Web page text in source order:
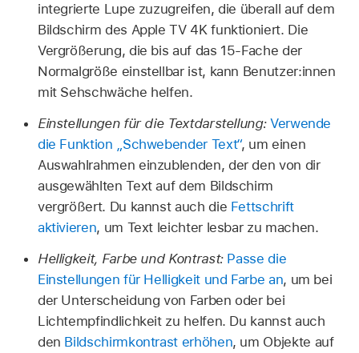
integrierte Lupe zuzugreifen, die überall auf dem
Bildschirm des Apple TV 4Kfunktioniert. Die
Vergrößerung, die bis auf das 15-Fache der
Normalgröße einstellbar ist, kann Benutzer:innen
mit Sehschwäche helfen.
Einstellungen für die Textdarstellung: Verwende
die Funktion „Schwebender Text“, um einen
Auswahlrahmen einzublenden, der den von dir
ausgewählten Text auf dem Bildschirm
vergrößert. Du kannst auch die Fettschrift
aktivieren, um Text leichter lesbar zu machen.
Helligkeit, Farbe und Kontrast: Passe die
Einstellungen für Helligkeit und Farbe an, um bei
der Unterscheidung von Farben oder bei
Lichtempfindlichkeit zu helfen. Du kannst auch
den Bildschirmkontrast erhöhen, um Objekte auf